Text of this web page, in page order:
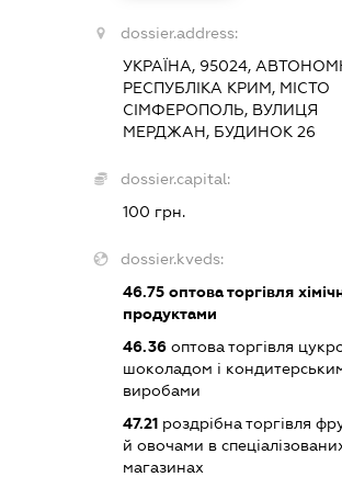
dossier.address:
УКРАЇНА, 95024,
РЕСПУБЛІКА КРИМ, МІСТО
СІМФЕРОПОЛЬ, ВУЛИЦЯ
МЕРДЖАН, БУДИНОК 26
dossier.capital:
100 грн.
dossier.kveds:
46.75оптова торгівля
продуктами
46.36оптова торгівля
шоколадом і
виробами
47.21роздрібна торгівля
й овочами в
магазинах